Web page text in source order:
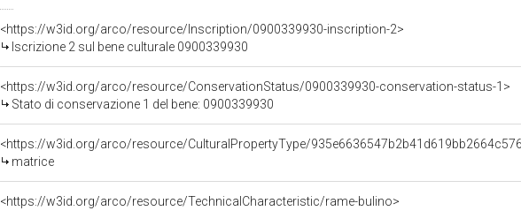
<https://w3id.org/arco/resource/Inscription/0900339930-inscription-2>
Iscrizione 2 sul bene culturale 0900339930
<https://w3id.org/arco/resource/ConservationStatus/0900339930-conservation-status-1>
Stato di conservazione 1 del bene: 0900339930
<https://w3id.org/arco/resource/CulturalPropertyType/
matrice
<https://w3id.org/arco/resource/TechnicalCharacteristic/rame-bulino>